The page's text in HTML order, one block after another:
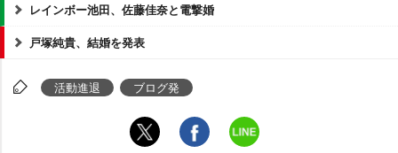
レインボー池田、佐藤佳奈と電撃婚
戸塚純貴、結婚を発表
活動進退 ブログ発